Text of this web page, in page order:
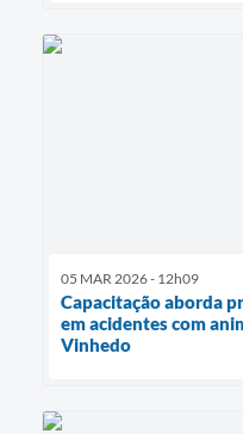
05 MAR 2026 - 12h09
Capacitação aborda
em acidentes com
Vinhedo